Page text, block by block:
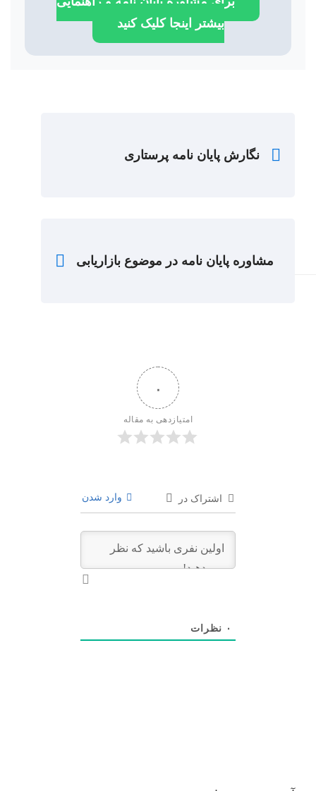
بیشتر اینجا کلیک کنید
نگارش پایان نامه پرستاری
مشاوره پایان نامه در موضوع بازاریابی
۰
امتیازدهی به مقاله
اشتراک در وارد شدن
۰ نظرات